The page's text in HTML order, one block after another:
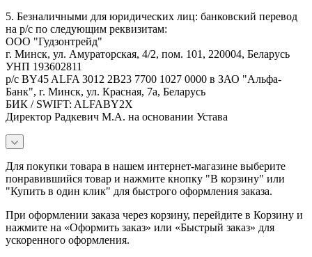
5. Безналичными для юридических лиц: банковский перевод
на р/с по следующим реквизитам:
ООО "Гудзонтрейд"
г. Минск, ул. Амураторская, 4/2, пом. 101, 220004, Беларусь
УНП 193602811
р/с BY45 ALFA 3012 2B23 7700 1027 0000 в ЗАО "Альфа-
Банк", г. Минск, ул. Красная, 7а, Беларусь
БИК / SWIFT: ALFABY2X
Директор Радкевич М.А. на основании Устава
Для покупки товара в нашем интернет-магазине выберите
понравившийся товар и нажмите кнопку "В корзину" или
"Купить в один клик" для быстрого оформления заказа.
При оформлении заказа через корзину, перейдите в Корзину и
нажмите на «Оформить заказ» или «Быстрый заказ» для
ускоренного оформления.